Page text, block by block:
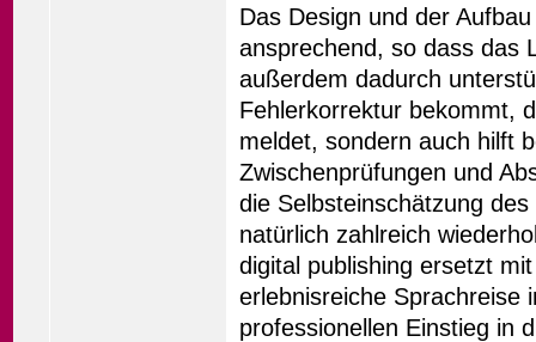
Das Design und der
ansprechend, so dass das
außerdem dadurch
Fehlerkorrektur bekommt,
meldet, sondern auch hilft
Zwischenprüfungen und
die Selbsteinschätzung
natürlich zahlreich
digital publishing ersetzt
erlebnisreiche Sprachreise
professionellen Einstieg in